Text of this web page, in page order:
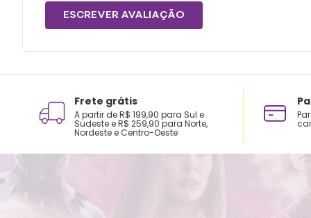
ESCREVER AVALIAÇÃO
Frete grátis
A partir de R$ 199,90 para Sul e
Sudeste e R$ 259,90 para Norte,
Nordeste e Centro-Oeste